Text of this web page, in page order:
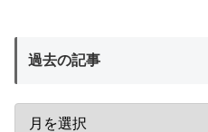
過去の記事